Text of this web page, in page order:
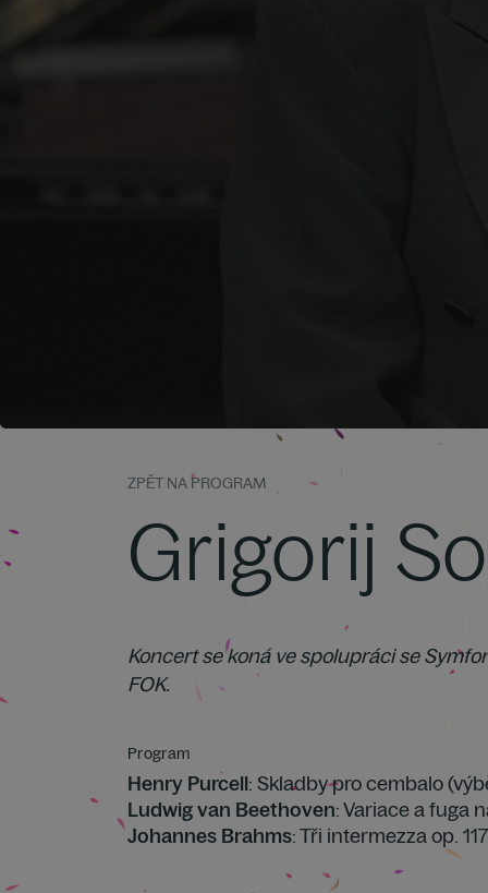
ZPĚT NA PROGRAM
Grigorij
Koncert se koná ve spolupráci se
FOK.
Program
Henry Purcell: Skladby pro cembalo
Ludwig van Beethoven: Variace a fuga
Johannes Brahms: Tři intermezza op. 117